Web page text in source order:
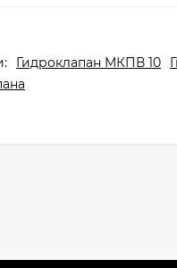
Гидроклапан МКПВ 10